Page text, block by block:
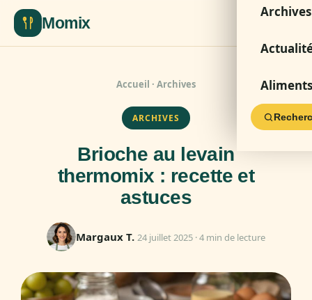
Momix
Archives
Aliments
Accueil · Archives
ARCHIVES
Brioche au levain
thermomix : recette et
astuces
Margaux T. 24 juillet 2025 · 4 min de lecture